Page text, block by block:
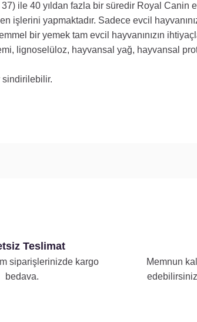
37) ile40 yıldan fazla bir süredir Royal Canin
işlerini yapmaktadır. Sadece evcil
bir yemek tam evcil hayvanınızın
lignoselüloz, hayvansal yağ, hayvansal
sindirilebilir.
Teslimat
siparişlerinizde kargo
bedava.
Memnun